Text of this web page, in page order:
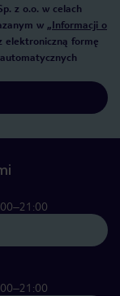
z o.o. w celach
w „Informacji o
elektroniczną formę